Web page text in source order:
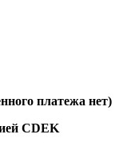
платежа нет)
CDEK